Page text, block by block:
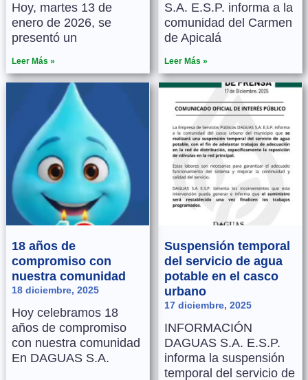
Hoy, martes 13 de
enero de 2026, se
presentó un
Leer Más »
S.A. E.S.P. informa a la
comunidad del Carmen
de Apicalá
Leer Más »
18 años de
compromiso con
nuestra comunidad
18 diciembre, 2025
Hoy celebramos 18
años de compromiso
con nuestra comunidad
En DAGUAS S.A.
Suspensión temporal
del servicio de agua
potable en el casco
urbano
17 diciembre, 2025
INFORMACIÓN
DAGUAS S.A. E.S.P.
informa la suspensión
temporal del servicio de